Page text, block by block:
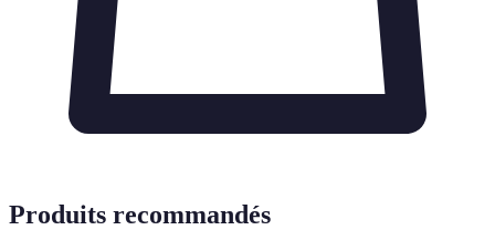
Produits recommandés